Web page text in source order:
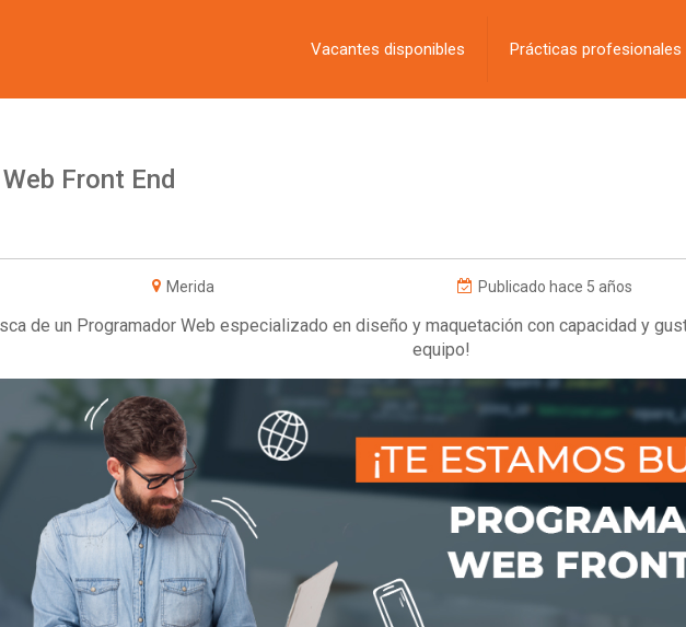
Vacantes disponibles Prácticas profesionales
Front End
Merida Publicado hace 5 años
de un Programador Web especializado en diseño y maquetación con capacidad y
equipo!